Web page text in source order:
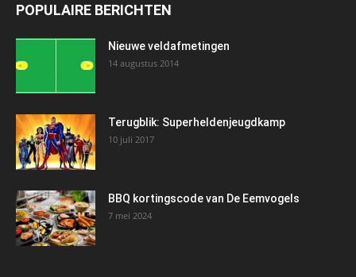
POPULAIRE BERICHTEN
Nieuwe veldafmetingen
14 augustus 2014
Terugblik: Superheldenjeugdkamp
10 juli 2017
BBQ kortingscode van De Eemvogels
7 mei 2024